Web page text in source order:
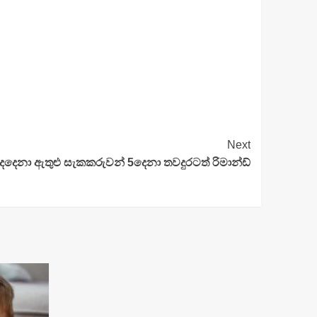
Next
ඇතුළු සැකකරුවන් 5දෙනා තවදුරටත් රිමාන්ඩ්